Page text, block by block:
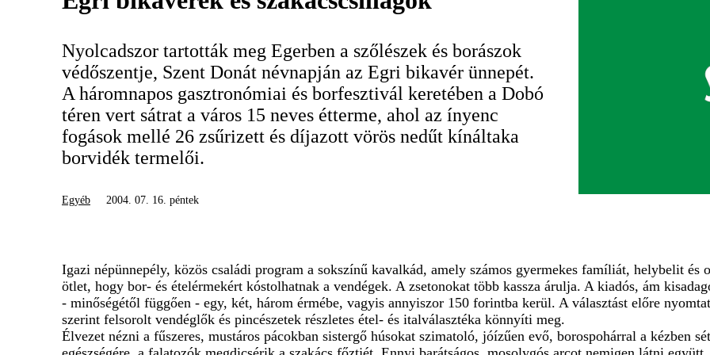
Nyolcadszor tartották meg Egerben a szőlészek és borászok
védőszentje, Szent Donát névnapján az Egri bikavér ünnepét.
A háromnapos gasztronómiai és borfesztivál keretében a Dobó
téren vert sátrat a város 15 neves étterme, ahol az ínyenc
fogások mellé 26 zsűrizett és díjazott vörös nedűt kínáltaka
borvidék termelői.
Egyéb 2004. 07. 16. péntek
Igazi népünnepély, közös családi program a sokszínű kavalkád, amely számos gyermekes famíliát, helybelit
ötlet, hogy bor- és ételérmekért kóstolhatnak a vendégek. A zsetonokat több kassza árulja. A kiadós, ám
- minőségétől függően - egy, két, három érmébe, vagyis annyiszor 150 forintba kerül. A választást előre
szerint felsorolt vendéglők és pincészetek részletes étel- és italválasztéka könnyíti meg.
Élvezet nézni a fűszeres, mustáros pácokban sistergő húsokat szimatoló, jóízűen evő, borospohárral a kézben